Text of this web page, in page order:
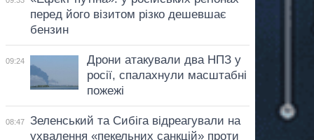
перед його візитом різко дешевшає
бензин
09:24
Дрони атакували два НПЗ у
росії, спалахнули масштабні
пожежі
08:47
Зеленський та Сибіга відреагували на
ухвалення «пекельних санкцій» проти